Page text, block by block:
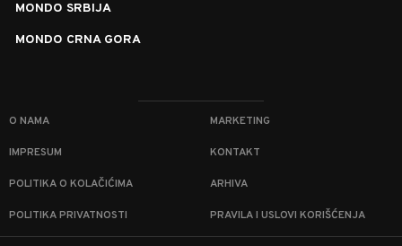
MONDO SRBIJA
MONDO CRNA GORA
O NAMA MARKETING
IMPRESUM KONTAKT
POLITIKA O KOLAČIĆIMA ARHIVA
POLITIKA PRIVATNOSTI PRAVILA I USLOVI KORIŠĆENJA